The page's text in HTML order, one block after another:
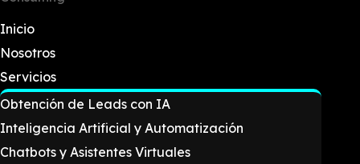
Inicio
Nosotros
Servicios
Obtención de Leads con IA
Inteligencia Artificial y Automatización
Chatbots y Asistentes Virtuales